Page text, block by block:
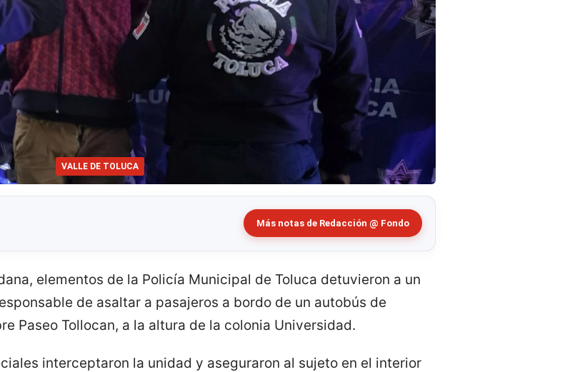
VALLE DE TOLUCA
Más notas de Redacción @ Fondo
elementos de la Policía Municipal de Toluca detuvieron a un
de asaltar a pasajeros a bordo de un autobús de
Paseo Tollocan, a la altura de la colonia Universidad.
interceptaron la unidad y aseguraron al sujeto en el interior